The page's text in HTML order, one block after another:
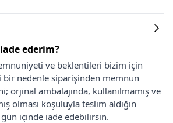
ederim?
ve beklentileri bizim için
nedenle siparişinden memnun
orjinal ambalajında, kullanılmamış ve
olması koşuluyla teslim aldığın
içinde iade edebilirsin.